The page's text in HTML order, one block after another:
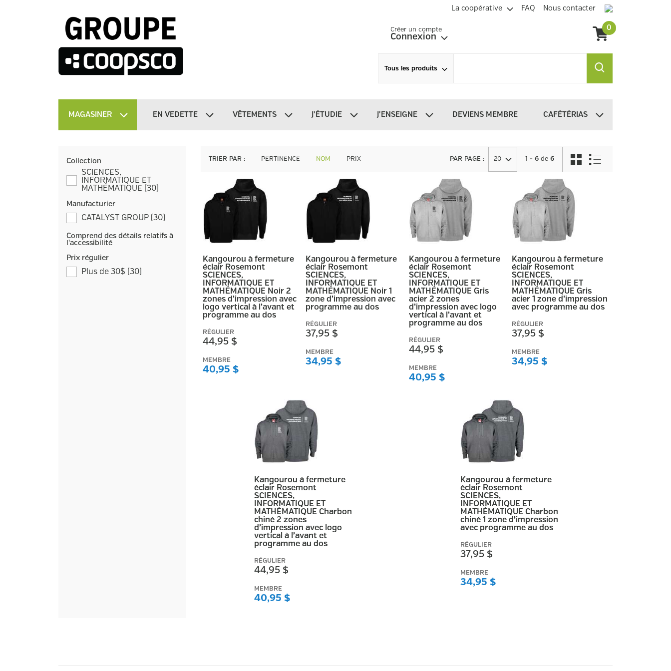
La coopérative FAQ Nous contacter
Créer un compte
Connexion
0
Tous les produits
MAGASINER EN VEDETTE VÊTEMENTS J'ÉTUDIE J'ENSEIGNE DEVIENS MEMBRE CAFÉTÉRIAS
Collection
SCIENCES,
INFORMATIQUE ET
MATHÉMATIQUE 30
Manufacturier
CATALYST GROUP 30
Comprend des détails relatifs à
l'accessibilité
Prix régulier
Plus de 30$ 30
TRIER PAR : PERTINENCE NOM PRIX PAR PAGE : 20 1 - 6 de 6
Kangourou à fermeture
éclair Rosemont
SCIENCES,
INFORMATIQUE ET
MATHÉMATIQUE Noir 2
zones d’impression avec
logo vertical à l’avant et
programme au dos
RÉGULIER
44,95 $
MEMBRE
40,95 $
Kangourou à fermeture
éclair Rosemont
SCIENCES,
INFORMATIQUE ET
MATHÉMATIQUE Noir 1
zone d’impression avec
programme au dos
RÉGULIER
37,95 $
MEMBRE
34,95 $
Kangourou à fermeture
éclair Rosemont
SCIENCES,
INFORMATIQUE ET
MATHÉMATIQUE Gris
acier 2 zones
d’impression avec logo
vertical à l’avant et
programme au dos
RÉGULIER
44,95 $
MEMBRE
40,95 $
Kangourou à fermeture
éclair Rosemont
SCIENCES,
INFORMATIQUE ET
MATHÉMATIQUE Gris
acier 1 zone d’impression
avec programme au dos
RÉGULIER
37,95 $
MEMBRE
34,95 $
Kangourou à fermeture
éclair Rosemont
SCIENCES,
INFORMATIQUE ET
MATHÉMATIQUE Charbon
chiné 2 zones
d’impression avec logo
vertical à l’avant et
programme au dos
RÉGULIER
44,95 $
MEMBRE
40,95 $
Kangourou à fermeture
éclair Rosemont
SCIENCES,
INFORMATIQUE ET
MATHÉMATIQUE Charbon
chiné 1 zone d’impression
avec programme au dos
RÉGULIER
37,95 $
MEMBRE
34,95 $